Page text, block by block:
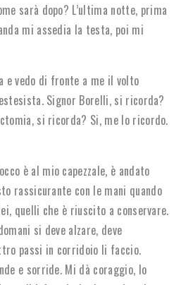
sarà dopo? L’ultima notte, prima
mi assedia la testa, poi mi
e vedo di fronte a me il volto
Signor Borelli, si ricorda?
si ricorda? Si, me lo ricordo.
è al mio capezzale, è andato
rassicurante con le mani quando
quelli che è riuscito a conservare.
si deve alzare, deve
passi in corridoio li faccio.
e sorride. Mi dà coraggio, lo